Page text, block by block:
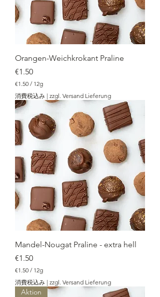
Orangen-Weichkrokant Praline
価格
€1.50
€1.50 / 12g
€
1
.
0
／
1
2
g
消費税込み | zzgl. Versand Lieferung
Mandel-Nougat Praline - extra hell
価格
€1.50
€1.50 / 12g
€
1
消費税込み | zzgl. Versand Lieferung
Aktion